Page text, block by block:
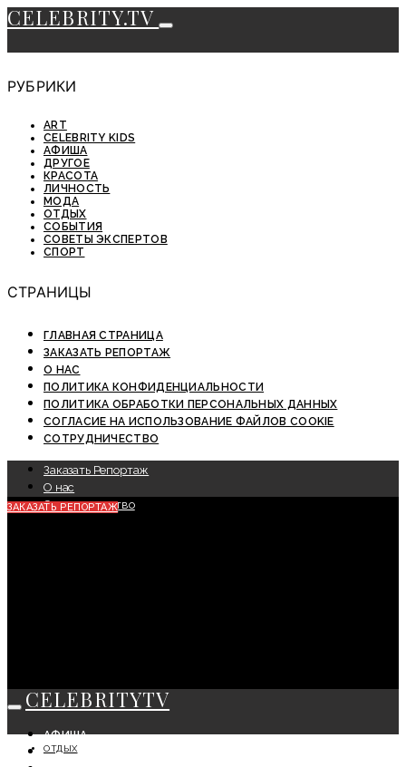
CELEBRITY.TV
РУБРИКИ
ART
CELEBRITY KIDS
АФИША
ДРУГОЕ
КРАСОТА
ЛИЧНОСТЬ
МОДА
ОТДЫХ
СОБЫТИЯ
СОВЕТЫ ЭКСПЕРТОВ
СПОРТ
СТРАНИЦЫ
ГЛАВНАЯ СТРАНИЦА
ЗАКАЗАТЬ РЕПОРТАЖ
О НАС
ПОЛИТИКА КОНФИДЕНЦИАЛЬНОСТИ
ПОЛИТИКА ОБРАБОТКИ ПЕРСОНАЛЬНЫХ ДАННЫХ
СОГЛАСИЕ НА ИСПОЛЬЗОВАНИЕ ФАЙЛОВ COOKIE
СОТРУДНИЧЕСТВО
Заказать Репортаж
О нас
Сотрудничество
ЗАКАЗАТЬ РЕПОРТАЖ
CELEBRITYTV
АФИША
СОБЫТИЯ
ОТДЫХ